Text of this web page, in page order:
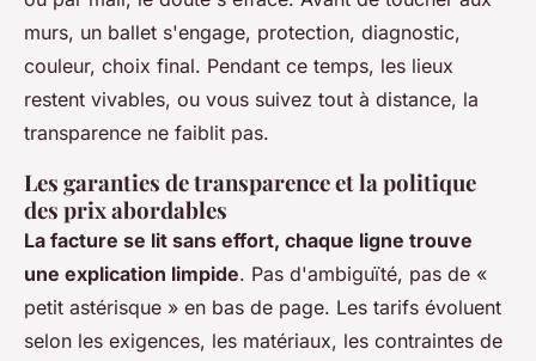
murs, un ballet s'engage, protection, diagnostic,
couleur, choix final. Pendant ce temps, les lieux
restent vivables, ou vous suivez tout à distance, la
transparence ne faiblit pas.
Les garanties de transparence et la politique
des prix abordables
La facture se lit sans effort, chaque ligne trouve
une explication limpide. Pas d'ambiguïté, pas de «
petit astérisque » en bas de page. Les tarifs évoluent
selon les exigences, les matériaux, les contraintes de